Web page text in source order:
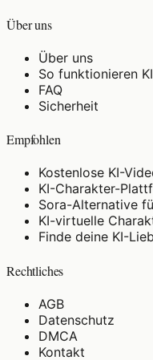
Über uns
Über uns
So funktionieren
FAQ
Sicherheit
Empfohlen
Kostenlose KI-
KI-Charakter-
Sora-Alternative
KI-virtuelle
Finde deine KI-
Rechtliches
AGB
Datenschutz
DMCA
Kontakt